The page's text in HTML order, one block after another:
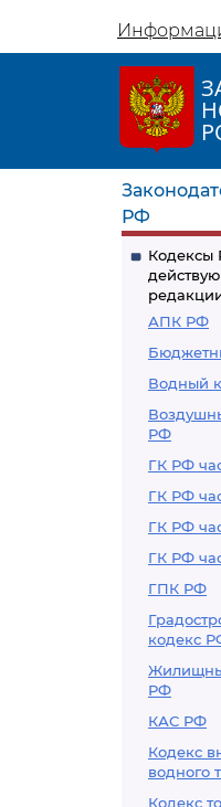
РФ
Кодексы
АПК РФ
Водный
РФ
ГК РФ
ГК РФ
ГК РФ
ГК РФ
ГПК РФ
кодекс
РФ
КАС РФ
Кодекс
водного
Кодекс